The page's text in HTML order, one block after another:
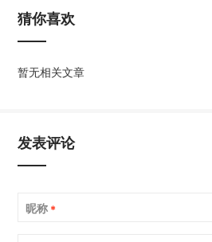
猜你喜欢
暂无相关文章
发表评论
昵称 *